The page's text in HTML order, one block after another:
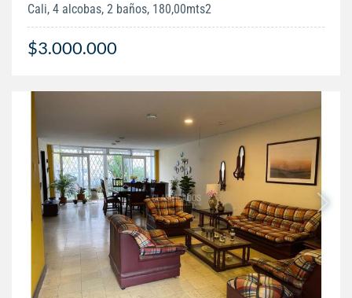
Cali, 4 alcobas, 2 baños, 180,00mts2
$3.000.000